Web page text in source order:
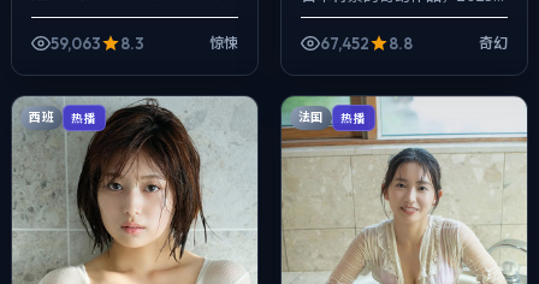
2025年公映，由乌尔善执
导，章子怡、沈腾、周冬雨等
59,063 8.3 惊悚
年公映，由贾樟柯执导，宋康
昊、提莫西·查拉梅、张子枫等
67,452 8.8 奇幻
西班 热播 法国 热播